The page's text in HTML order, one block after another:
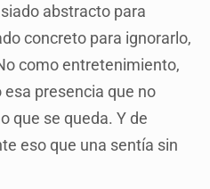
abstracto para
concreto para ignorarlo,
como entretenimiento,
presencia que no
que se queda. Y de
eso que una sentía sin